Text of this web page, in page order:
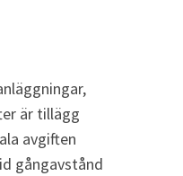
är tillägg
avgiften
gångavstånd